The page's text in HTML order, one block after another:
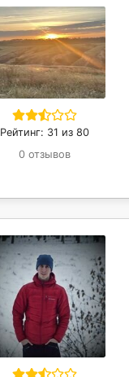
Рейтинг: 31 из 80
0 отзывов